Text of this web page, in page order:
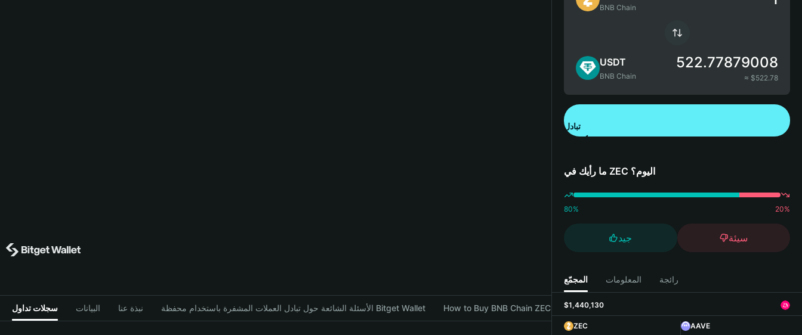
سجلات تداول البيانات نبذة عنا الأسئلة الشائعة حول تبادل العملات المشفرة باستخدام محفظة Bitget Wallet How to Buy BNB Chain ZEC with Bitget Wallet
BNB Chain
USDT
BNB Chain
522.77879008
≈ $522.78
تبادل
ما رأيك في ZEC اليوم؟
80% 20%
جيد سيئة
المجمّع المعلومات رائجة
$1,440,130
ZEC
AAVE